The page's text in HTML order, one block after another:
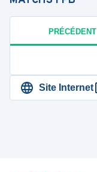
PRÉCÉDENT
Site Internet